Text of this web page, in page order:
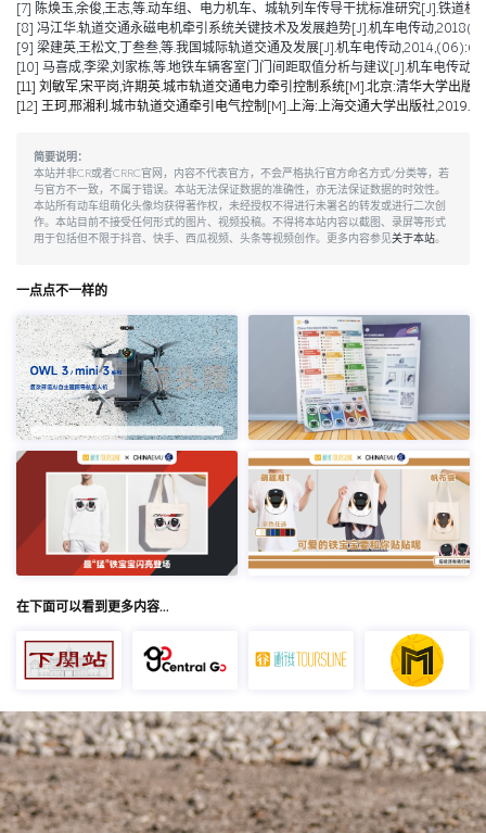
[7] 陈焕玉,余俊,王志,等.动车组、电力机车、城轨列车传导干扰标准研究[J].铁道
[8] 冯江华.轨道交通永磁电机牵引系统关键技术及发展趋势[J].机车电传动
[9] 梁建英,王松文,丁叁叁,等.我国城际轨道交通及发展[J].机车电传动,2014,(06):6-
[10] 马喜成,李梁,刘家栋,等.地铁车辆客室门门间距取值分析与建议[J].机车电传动
[11] 刘敏军,宋平岗,许期英.城市轨道交通电力牵引控制系统[M].北京:清华大学出版
[12] 王珂,邢湘利.城市轨道交通牵引电气控制[M].上海:上海交通大学出版社,2019.
简要说明：
本站并非CR或者CRRC官网，内容不代表官方，不会严格执行官方命名方式/分类等，若
与官方不一致，不属于错误。本站无法保证数据的准确性，亦无法保证数据的时效性。
本站所有动车组萌化头像均获得著作权，未经授权不得进行未署名的转发或进行二次创
作。本站目前不接受任何形式的图片、视频投稿。不得将本站内容以截图、录屏等形式
用于包括但不限于抖音、快手、西瓜视频、头条等视频创作。更多内容参见关于本站。
一点点不一样的
在下面可以看到更多内容…